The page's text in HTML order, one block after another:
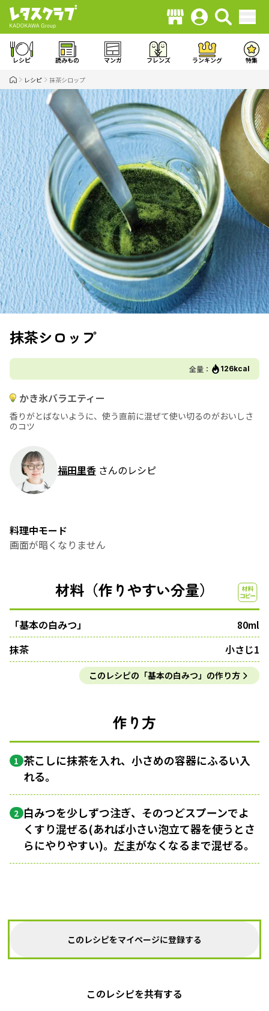
レシピ 読みもの マンガ フレンズ ランキング 特集
レシピ 抹茶シロップ
抹茶シロップ
全量： 126kcal
かき氷バラエティー
香りがとばないように、使う直前に混ぜて使い切るのがおいしさ
のコツ
福田里香 さんのレシピ
料理中モード
画面が暗くなりません
材料（作りやすい分量）
「基本の白みつ」
80ml
抹茶
小さじ1
このレシピの「基本の白みつ」の作り方
作り方
1 茶こしに抹茶を入れ、小さめの容器にふるい入
れる。
2 白みつを少しずつ注ぎ、そのつどスプーンでよ
くすり混ぜる(あれば小さい泡立て器を使うとさ
らにやりやすい)。 だまがなくなるまで混ぜる。
このレシピをマイページに登録する
このレシピを共有する